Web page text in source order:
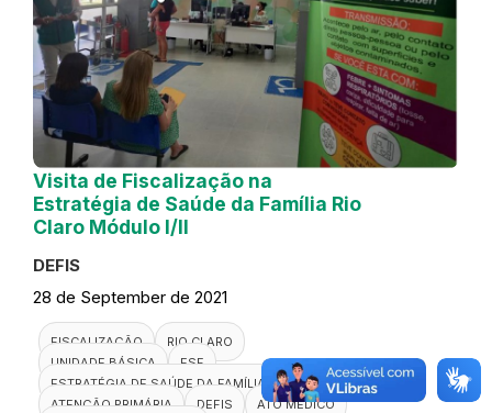
Visita de Fiscalização na
Estratégia de Saúde da Família Rio
Claro Módulo I/II
DEFIS
28 de September de 2021
FISCALIZAÇÃO
RIO CLARO
UNIDADE BÁSICA
ESF
ESTRATÉGIA DE SAÚDE DA FAMÍLIA
ATENÇÃO PRIMÁRIA
DEFIS
ATO MÉDICO